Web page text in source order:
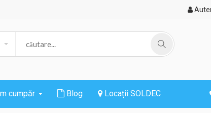
cumpăr Blog Locații SOLDEC